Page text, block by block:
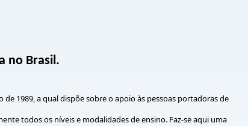
no Brasil.
1989, a qual dispõe sobre o apoio às pessoas portadoras de
todos os níveis e modalidades de ensino. Faz-se aqui uma